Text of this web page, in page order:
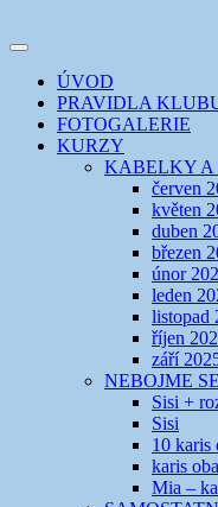
k
webuEVIKLUB
šicí klub
Toggle
navigation
ÚVOD
PRAVIDLA
FOTOGALERIE
KURZY
KABELKY A
červen
květen
duben
březen
únor
leden
listopad
říjen
září
NEBOJME
Sisi +
Sisi
10 karis
karis
Mia –